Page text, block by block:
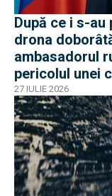
După ce i s-au
drona
ambasadorul
pericolul unei
o „înscenare
27 IULIE 2026